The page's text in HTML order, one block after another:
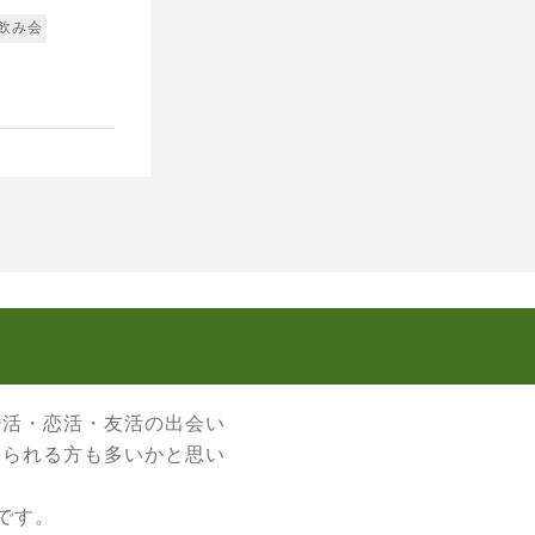
み会
・恋活・友活の出会い
れる方も多いかと思い
す。